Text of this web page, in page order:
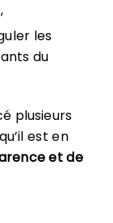
les
du
plusieurs
est en
et de